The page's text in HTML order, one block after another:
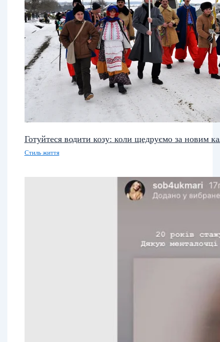
Готуйтеся водити козу: коли щедруємо за новим
Стиль життя